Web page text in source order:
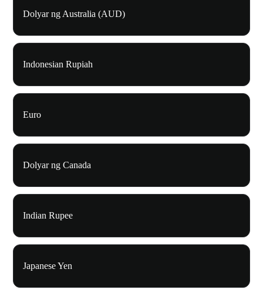
Dolyar ng Australia (AUD)
Indonesian Rupiah
Euro
Dolyar ng Canada
Indian Rupee
Japanese Yen